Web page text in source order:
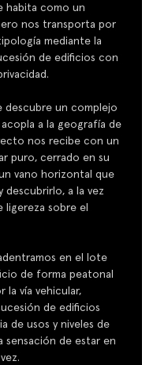
habita como un
nos transporta por
mediante la
de edificios con
descubre un complejo
a la geografía de
nos recibe con un
puro, cerrado en su
vano horizontal que
descubrirlo, a la vez
ligereza sobre el
en el lote
de forma peatonal
vía vehicular,
de edificios
de usos y niveles de
sensación de estar en